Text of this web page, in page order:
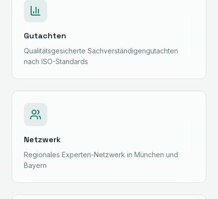
Gutachten
Qualitätsgesicherte Sachverständigengutachten
nach ISO-Standards
Netzwerk
Regionales Experten-Netzwerk in München und
Bayern